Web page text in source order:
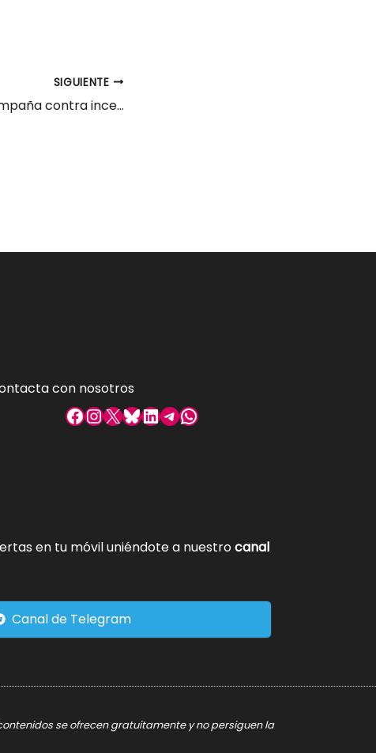
SIGUIENTE
100 Plazas campaña contra incendios 2015
con nosotros
Facebook
Instagram
X Bluesky
LinkedIn
Telegram
WhatsApp
en tu móvil uniéndote a nuestrocanal
Canal de Telegram
se ofrecen gratuitamente y no persiguen la